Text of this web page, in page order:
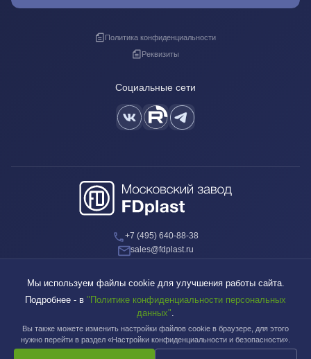
Политика конфиденциальности
Реквизиты
Социальные сети
+7 (495) 640-88-38
sales@fdplast.ru
Московский завод FDplast™ | © 2003-2026
Мы используем файлы cookie для улучшения работы сайта.
Подробнее - в "Политике конфиденциальности персональных
данных".
Вы также можете изменить настройки файлов cookie в браузере, для этого
нужно перейти в раздел «Настройки конфиденциальности и безопасности».